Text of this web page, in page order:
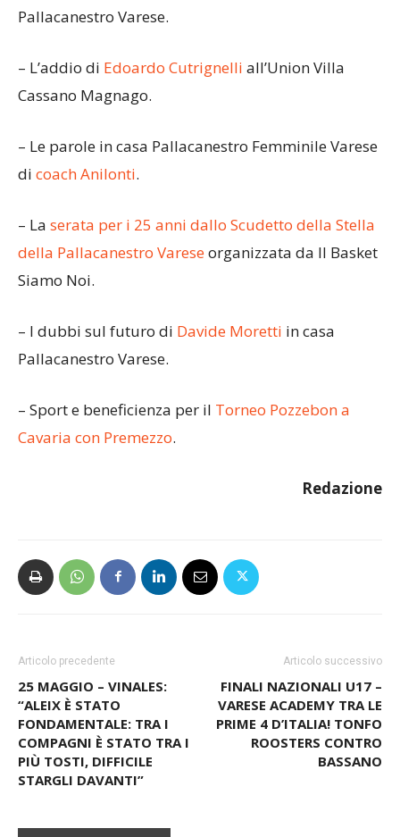
Pallacanestro Varese.
– L’addio di Edoardo Cutrignelli all’Union Villa
Cassano Magnago.
– Le parole in casa Pallacanestro Femminile Varese
di coach Anilonti.
– La serata per i 25 anni dallo Scudetto della Stella
della Pallacanestro Vareseorganizzata da Il Basket
Siamo Noi.
– I dubbi sul futuro di Davide Moretti in casa
Pallacanestro Varese.
– Sport e beneficienza per il Torneo Pozzebon a
Cavaria con Premezzo.
Redazione
Articolo precedente
25 MAGGIO – VINALES:
“ALEIX È STATO
FONDAMENTALE: TRA I
COMPAGNI È STATO TRA I
PIÙ TOSTI, DIFFICILE
STARGLI DAVANTI”
Articolo successivo
FINALI NAZIONALI U17 –
VARESE ACADEMY TRA LE
PRIME 4 D’ITALIA! TONFO
ROOSTERS CONTRO
BASSANO